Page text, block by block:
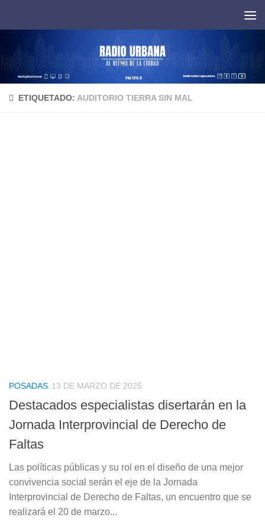
ETIQUETADO: AUDITORIO TIERRA SIN MAL
POSADAS 13 DE MARZO DE 2025
Destacados especialistas disertarán en la
Jornada Interprovincial de Derecho de
Faltas
Las políticas públicas y su rol en el diseño de una mejor
convivencia social serán el eje de la Jornada
Interprovincial de Derecho de Faltas, un encuentro que se
realizará el 20 de marzo...